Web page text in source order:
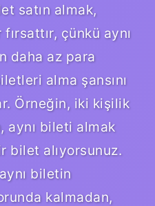
satın almak,
çünkü aynı
daha az para
alma şansını
Örneğin, iki kişilik
aynı bileti almak
bilet alıyorsunuz.
biletin
kalmadan,